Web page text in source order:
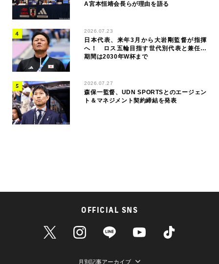
A宮本恒靖会長らが理由を語る
2026.07.23
日本代表、来年3月から大岩剛監督が指揮
へ！ ロス五輪目指す世代別代表と兼任…
期間は2030年W杯まで
2026.07.27
森保一監督、UDN SPORTSとのエージェン
ト＆マネジメント契約締結を発表
OFFICIAL SNS
月別記事アーカイブ